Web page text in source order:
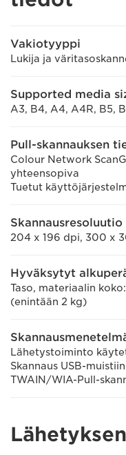
Vakiotyyppi
Lukija ja
Supported media
A3, B4, A4, A4R, B5,
Pull-skannauksen
Colour Network
yhteensopiva
Tuetut
Skannausresoluutio
204 x 196 dpi, 300 x
Hyväksytyt
Taso, materiaalin
(enintään 2 kg)
Lähetystoiminto
Skannaus USB-
TWAIN/WIA-Pull-